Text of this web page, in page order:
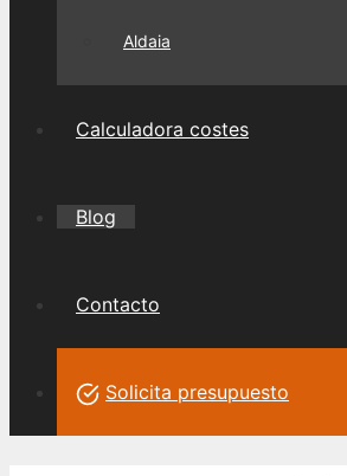
Aldaia
Calculadora costes
Blog
Contacto
Solicita presupuesto